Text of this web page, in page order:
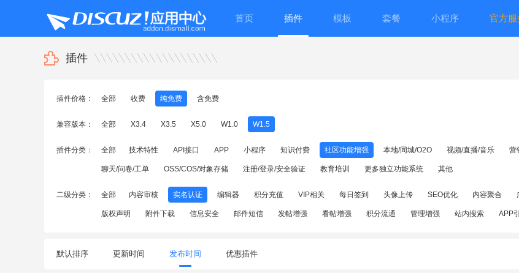
首页 插件 模板 套餐 小程序 官方服
插件
插件价格： 全部 收费 纯免费 含免费
兼容版本： 全部 X3.4 X3.5 X5.0 W1.0 W1.5
插件分类： 全部 技术特性 API接口 APP 小程序 知识付费 社区功能增强 本地/同城/O2O 视频/直播/音乐 营
聊天/问卷/工单 OSS/COS/对象存储 注册/登录/安全验证 教育培训 更多独立功能系统 其他
二级分类： 全部 内容审核 实名认证 编辑器 积分充值 VIP相关 每日签到 头像上传 SEO优化 内容聚合
版权声明 附件下载 信息安全 邮件短信 发帖增强 看帖增强 积分流通 管理增强 站内搜索 APP
默认排序 更新时间 发布时间 优惠插件